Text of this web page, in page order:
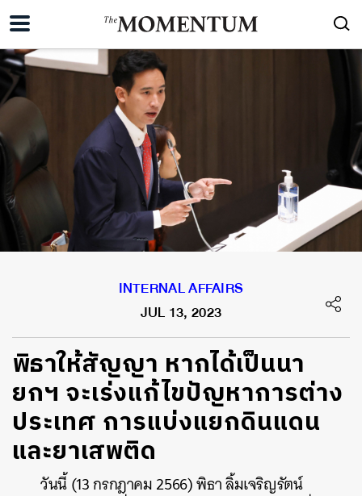
INTERNAL AFFAIRS
JUL 13, 2023
พิธาให้สัญญา หากได้เป็นนา
ยกฯ จะเร่งแก้ไขปัญหาการต่าง
ประเทศ การแบ่งแยกดินแดน
และยาเสพติด
วันนี้ (13 กรกฎาคม 2566) พิธา ลิ้มเจริญรัตน์